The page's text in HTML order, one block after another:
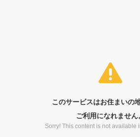
このサービスはお住まいの
ご利用になれません
Sorry! This content is not available